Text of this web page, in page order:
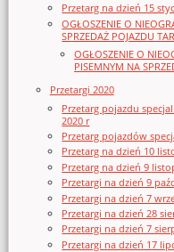
Przetarg na dzień 15
OGŁOSZENIE O
SPRZEDAŻ POJAZDU
OGŁOSZENIE O
PISEMNYM NA
Przetargi 2020
Przetarg pojazdu
2020 r
Przetarg pojazdów
Przetarg na dzień 10
Przetarg na dzień 9
Przetargi na dzień 9
Przetargi na dzień 7
Przetargi na dzień 28
Przetargi na dzień 7
Przetargi na dzień 17